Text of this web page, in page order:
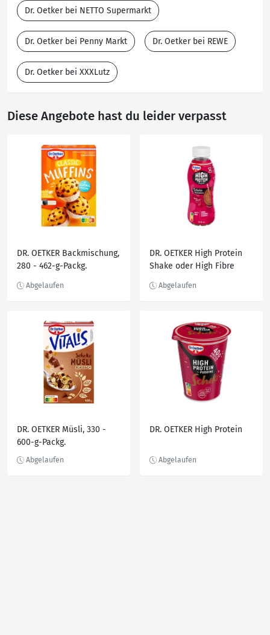
Dr. Oetker bei NETTO Supermarkt
Dr. Oetker bei Penny Markt Dr. Oetker bei REWE
Dr. Oetker bei XXXLutz
Diese Angebote hast du leider verpasst
DR. OETKER Backmischung,
280 - 462-g-Packg.
DR. OETKER High Protein
Shake oder High Fibre
DR. OETKER Müsli, 330 -
600-g-Packg.
DR. OETKER High Protein